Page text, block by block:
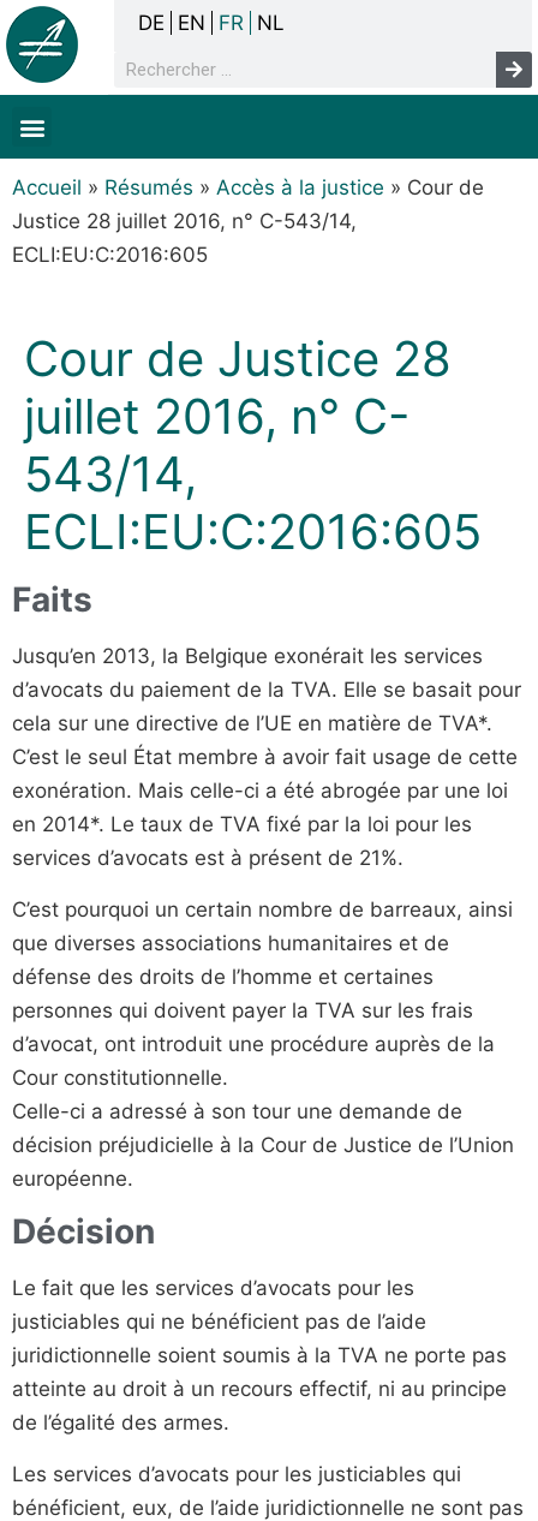
DE EN FR NL
Accueil » Résumés » Accès à la justice » Cour de
Justice 28 juillet 2016, n° C-543/14,
ECLI:EU:C:2016:605
Cour de Justice 28
juillet 2016, n° C-
543/14,
ECLI:EU:C:2016:605
Faits
Jusqu’en 2013, la Belgique exonérait les services
d’avocats du paiement de la TVA. Elle se basait pour
cela sur une directive de l’UE en matière de TVA*.
C’est le seul État membre à avoir fait usage de cette
exonération. Mais celle-ci a été abrogée par une loi
en 2014*. Le taux de TVA fixé par la loi pour les
services d’avocats est à présent de 21%.
C’est pourquoi un certain nombre de barreaux, ainsi
que diverses associations humanitaires et de
défense des droits de l’homme et certaines
personnes qui doivent payer la TVA sur les frais
d’avocat, ont introduit une procédure auprès de la
Cour constitutionnelle.
Celle-ci a adressé à son tour une demande de
décision préjudicielle à la Cour de Justice de l’Union
européenne.
Décision
Le fait que les services d’avocats pour les
justiciables qui ne bénéficient pas de l’aide
juridictionnelle soient soumis à la TVA ne porte pas
atteinte au droit à un recours effectif, ni au principe
de l’égalité des armes.
Les services d’avocats pour les justiciables qui
bénéficient, eux, de l’aide juridictionnelle ne sont pas